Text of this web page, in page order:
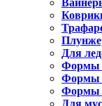
Для
Формы
Формы
Формы
Для